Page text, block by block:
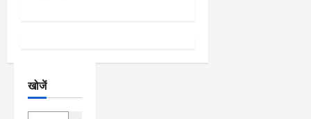
खोजें